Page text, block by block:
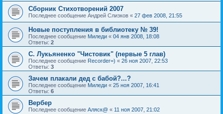
Сборник Стихотворений 2007
Последнее сообщение Андрей Слизков « 27 фев 2008, 21:55
Новые поступления в библиотеку № 39!
Последнее сообщение Миледи « 04 янв 2008, 18:08
Ответы: 2
С. Лукьяненко "Чистовик" (первые 5 глав)
Последнее сообщение Recorder=) « 26 ноя 2007, 22:53
Ответы: 3
Зачем плакали дед с бабой?...?
Последнее сообщение Миледи « 25 ноя 2007, 16:41
Ответы: 6
Вербер
Последнее сообщение Аляск@ « 11 ноя 2007, 21:02